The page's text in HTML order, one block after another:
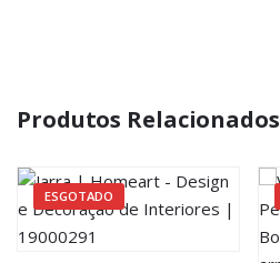
Produtos Relacionados
ESGOTADO